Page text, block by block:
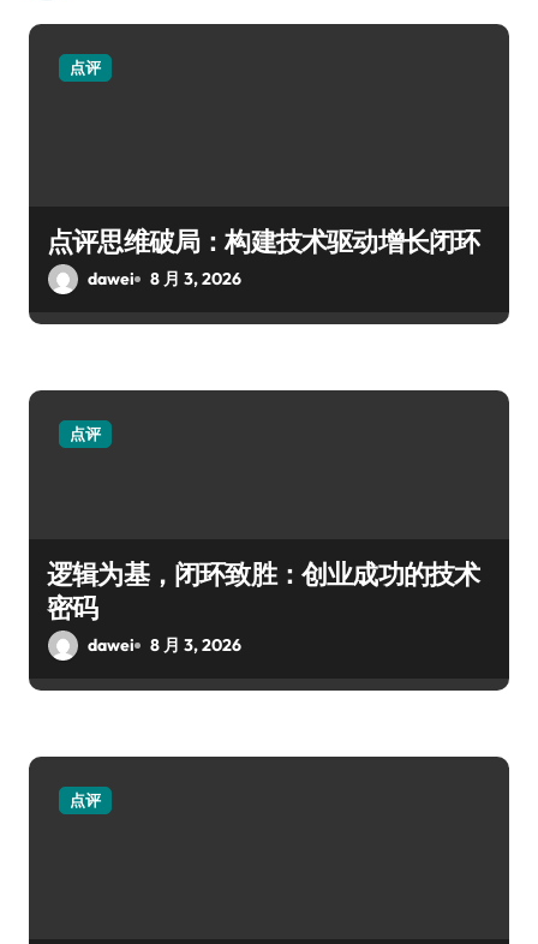
点评
点评思维破局：构建技术驱动增长闭环
dawei 8 月 3, 2026
点评
逻辑为基，闭环致胜：创业成功的技术
密码
dawei 8 月 3, 2026
点评